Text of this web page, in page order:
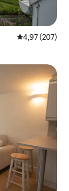
4,97 de uma
4,97 (207)